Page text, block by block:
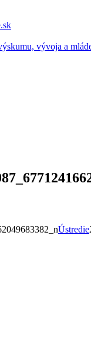
vývoja a
Ústredie